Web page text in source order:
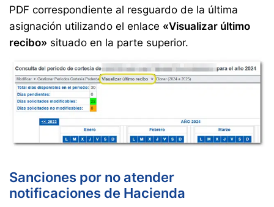
PDF correspondiente al resguardo de la última
asignación utilizando el enlace «Visualizar último
recibo» situado en la parte superior.
Sanciones por no atender
notificaciones de Hacienda